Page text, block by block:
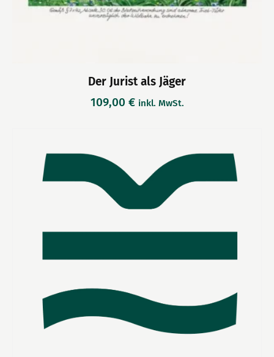
Der Jurist als Jäger
109,00 € inkl. MwSt.